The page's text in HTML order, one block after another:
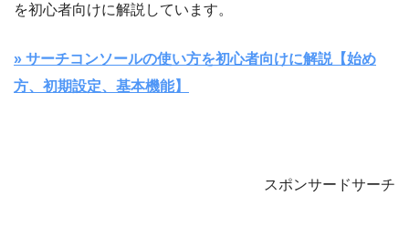
を初心者向けに解説しています。
» サーチコンソールの使い方を初心者向けに解説【始め
方、初期設定、基本機能】
スポンサードサーチ